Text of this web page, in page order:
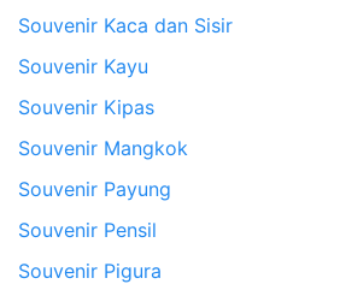
Souvenir Kaca dan Sisir
Souvenir Kayu
Souvenir Kipas
Souvenir Mangkok
Souvenir Payung
Souvenir Pensil
Souvenir Pigura